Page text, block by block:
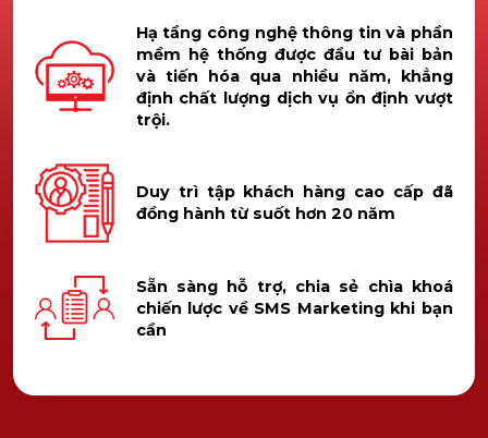
Hạ tầng công nghệ thông tin và phần
mềm hệ thống được đầu tư bài bản
và tiến hóa qua nhiều năm, khẳng
định chất lượng dịch vụ ổn định vượt
trội.
Duy trì tập khách hàng cao cấp đã
đồng hành từ suốt hơn 20 năm
Sẵn sàng hỗ trợ, chia sẻ chìa khoá
chiến lược về SMS Marketing khi bạn
cần